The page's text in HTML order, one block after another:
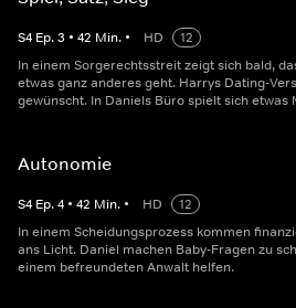
S4 Ep.3 • 42 Min. • HD
12
In einem Sorgerechtsstreit zeigt sich bald,
etwas ganz anderes geht. Harrys Dating-
gewünscht. In Daniels Büro spielt sich etwas
Autonomie
S4 Ep.4 • 42 Min. • HD
12
In einem Scheidungsprozess kommen
ans Licht. Daniel machen Baby-Fragen zu
einem befreundeten Anwalt helfen.